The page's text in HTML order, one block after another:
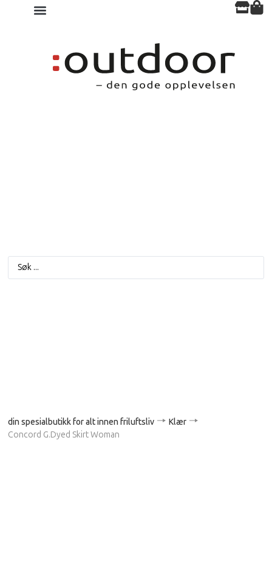
din spesialbutikk for alt innen friluftsliv
Klær
Concord G.Dyed Skirt Woman